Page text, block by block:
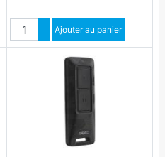
QuantitéAugmenter quantité
Diminuer quantité
Ajouter au panier